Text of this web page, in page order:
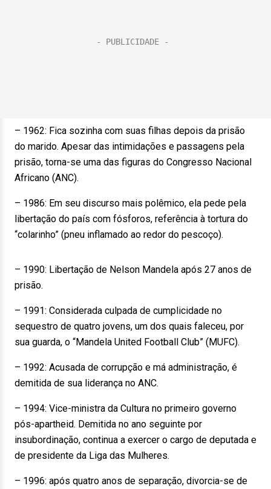
– 1962: Fica sozinha com suas filhas depois da prisão
do marido. Apesar das intimidações e passagens pela
prisão, torna-se uma das figuras do Congresso Nacional
Africano (ANC).
– 1986: Em seu discurso mais polêmico, ela pede pela
libertação do país com fósforos, referência à tortura do
“colarinho” (pneu inflamado ao redor do pescoço).
– 1990: Libertação de Nelson Mandela após 27 anos de
prisão.
– 1991: Considerada culpada de cumplicidade no
sequestro de quatro jovens, um dos quais faleceu, por
sua guarda, o “Mandela United Football Club” (MUFC).
– 1992: Acusada de corrupção e má administração, é
demitida de sua liderança no ANC.
– 1994: Vice-ministra da Cultura no primeiro governo
pós-apartheid. Demitida no ano seguinte por
insubordinação, continua a exercer o cargo de deputada e
de presidente da Liga das Mulheres.
– 1996: após quatro anos de separação, divorcia-se de